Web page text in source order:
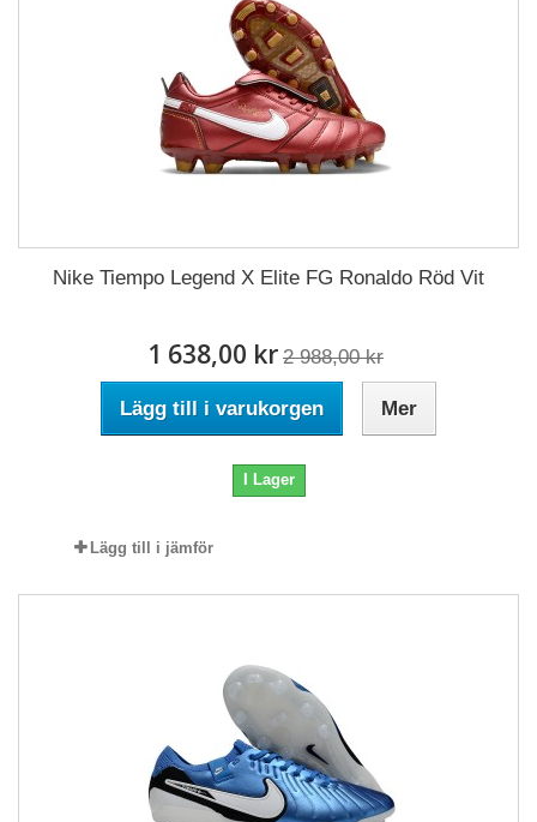
Nike Tiempo Legend X Elite FG Ronaldo Röd Vit
1 638,00 kr 2 988,00 kr
Lägg till i varukorgen Mer
I Lager
Lägg till i jämför